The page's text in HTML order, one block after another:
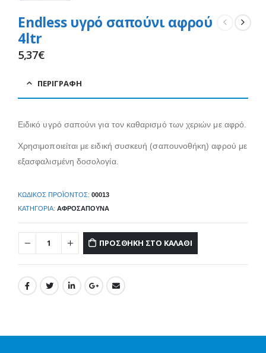
Endless υγρό σαπούνι αφρού
4ltr
5,37€
ΠΕΡΙΓΡΑΦΉ
Ειδικό υγρό σαπούνι για τον καθαρισμό των χεριών με αφρό.
Χρησιμοποιείται με ειδική συσκευή (σαπουνοθήκη) αφρού με
εξασφαλισμένη δοσολογία.
ΚΩΔΙΚΌΣ ΠΡΟΪΌΝΤΟΣ: 00013
ΚΑΤΗΓΟΡΊΑ: ΑΦΡΟΣΆΠΟΥΝΑ
ΠΡΟΣΘΉΚΗ ΣΤΟ ΚΑΛΆΘΙ